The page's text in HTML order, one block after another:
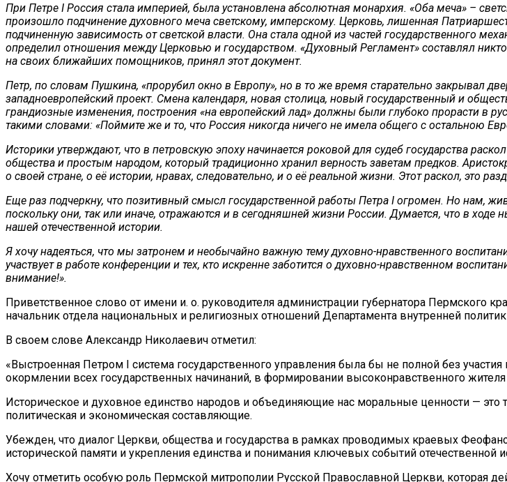
При Петре I Россия стала империей, была установлена абсолютная монархия. «Оба меча» –
произошло подчинение духовного меча светскому, имперскому. Церковь, лишенная
подчиненную зависимость от светской власти. Она стала одной из частей государственного
определил отношения между Церковью и государством. «Духовный Регламент» составлял
на своих ближайших помощников, принял этот документ.
Петр, по словам Пушкина, «прорубил окно в Европу», но в то же время старательно закрывал
западноевропейский проект. Смена календаря, новая столица, новый государственный и
грандиозные изменения, построения «на европейский лад» должны были глубоко прорасти в
такими словами: «Поймите же и то, что Россия никогда ничего не имела общего с остальною
Историки утверждают, что в петровскую эпоху начинается роковой для судеб государства
общества и простым народом, который традиционно хранил верность заветам предков.
о своей стране, о её истории, нравах, следовательно, и о её реальной жизни. Этот раскол, это
Еще раз подчеркну, что позитивный смысл государственной работы Петра I огромен. Но нам,
поскольку они, так или иначе, отражаются и в сегодняшней жизни России. Думается, что в
нашей отечественной истории.
Я хочу надеяться, что мы затронем и необычайно важную тему духовно-нравственного
участвует в работе конференции и тех, кто искренне заботится о духовно-нравственном
внимание!».
Приветственное слово от имени и. о. руководителя администрации губернатора Пермского
начальник отдела национальных и религиозных отношений Департамента внутренней
В своем слове Александр Николаевич отметил:
«Выстроенная Петром I система государственного управления была бы не полной без
окормлении всех государственных начинаний, в формировании высоконравственного жителя
Историческое и духовное единство народов и объединяющие нас моральные ценности — это
политическая и экономическая составляющие.
Убежден, что диалог Церкви, общества и государства в рамках проводимых краевых
исторической памяти и укрепления единства и понимания ключевых событий отечественной
Хочу отметить особую роль Пермской митрополии Русской Православной Церкви, которая